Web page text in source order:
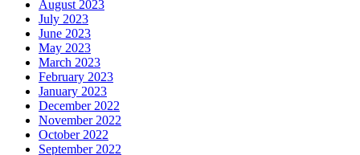
August 2023
July 2023
June 2023
May 2023
March 2023
February 2023
January 2023
December 2022
November 2022
October 2022
September 2022